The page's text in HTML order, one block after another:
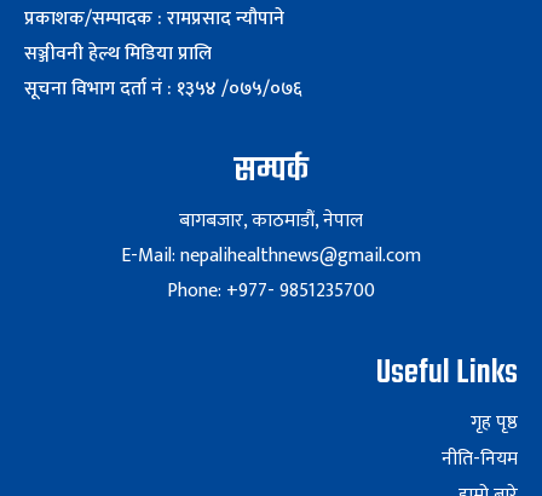
प्रकाशक/सम्पादक : रामप्रसाद न्यौपाने
सञ्जीवनी हेल्थ मिडिया प्रालि
सूचना विभाग दर्ता नं : १३५४ /०७५/०७६
सम्पर्क
बागबजार, काठमाडौं, नेपाल
E-Mail: nepalihealthnews@gmail.com
Phone: +977- 9851235700
Useful Links
गृह पृष्ठ
नीति-नियम